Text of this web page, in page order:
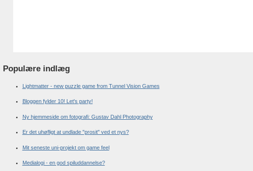
Populære indlæg
Lightmatter - new puzzle game from Tunnel Vision Games
Bloggen fylder 10! Let's party!
Ny hjemmeside om fotografi: Gustav Dahl Photography
Er det uhøfligt at undlade "prosit" ved et nys?
Mit seneste uni-projekt om game feel
Medialogi - en god spiluddannelse?